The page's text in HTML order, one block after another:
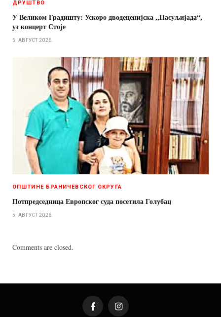
ДРУШТВО
У Великом Градишту: Ускоро дводеценијска ,,Пасуљијада“,
уз концерт Стоје
5. АВГУСТ 2026.
ОПШТИНЕ БРАНИЧЕВСКОГ ОКРУГА
Потпредседница Европског суда посетила Голубац
5. АВГУСТ 2026.
Comments are closed.
FacebookInstagram